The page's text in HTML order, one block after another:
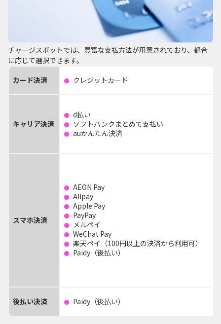
チャージスポットでは、豊富な支払方法が用意されており、都合
に応じて選択できます。
カード決済
クレジットカード
キャリア決済
d払い
ソフトバンクまとめて支払い
auかんたん決済
スマホ決済
AEON Pay
Alipay
Apple Pay
PayPay
メルペイ
WeChat Pay
楽天ペイ（100円以上の決済から利用可）
Paidy（後払い）
後払い決済 Paidy（後払い）